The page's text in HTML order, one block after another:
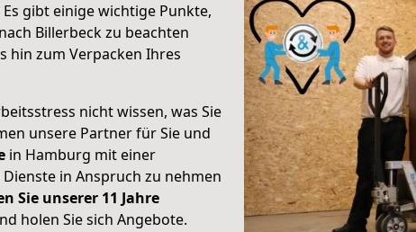
gibt einige wichtige Punkte,
Billerbeck zu beachten
hin zum Verpacken Ihres
nicht wissen, was Sie
unsere Partner für Sie und
in Hamburg mit einer
Dienste in Anspruch zu nehmen
Sie unserer 11 Jahre
holen Sie sich Angebote.